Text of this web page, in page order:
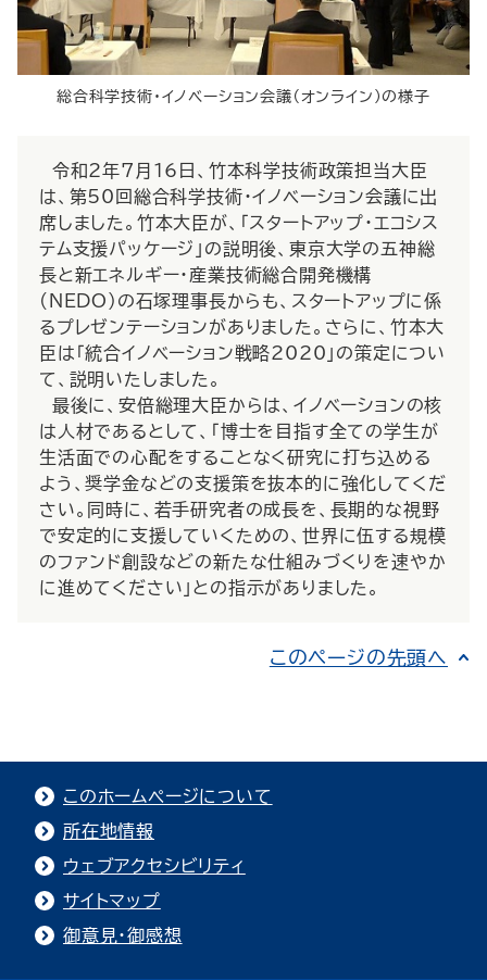
総合科学技術・イノベーション会議（オンライン）の様子
令和2年7月16日、竹本科学技術政策担当大臣
は、第50回総合科学技術・イノベーション会議に出
席しました。竹本大臣が、「スタートアップ・エコシス
テム支援パッケージ」の説明後、東京大学の五神総
長と新エネルギー・産業技術総合開発機構
(NEDO)の石塚理事長からも、スタートアップに係
るプレゼンテーションがありました。さらに、竹本大
臣は「統合イノベーション戦略2020」の策定につい
て、説明いたしました。
最後に、安倍総理大臣からは、イノベーションの核
は人材であるとして、「博士を目指す全ての学生が
生活面での心配をすることなく研究に打ち込める
よう、奨学金などの支援策を抜本的に強化してくだ
さい。同時に、若手研究者の成長を、長期的な視野
で安定的に支援していくための、世界に伍する規模
のファンド創設などの新たな仕組みづくりを速やか
に進めてください」との指示がありました。
このページの先頭へ
このホームページについて
所在地情報
ウェブアクセシビリティ
サイトマップ
御意見・御感想